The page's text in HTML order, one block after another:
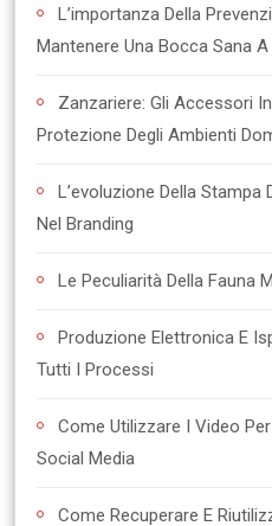
L’importanza Della
Mantenere Una Bocca Sana
Zanzariere: Gli Accessori
Protezione Degli Ambienti
L’evoluzione Della Stampa
Nel Branding
Le Peculiarità Della Fauna
Produzione Elettronica E
Tutti I Processi
Come Utilizzare I Video
Social Media
Come Recuperare E